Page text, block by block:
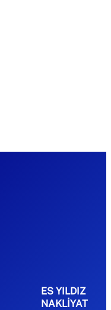
ES YILDIZ
NAKLİYAT